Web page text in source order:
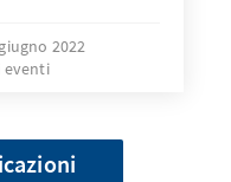
2022
eventi